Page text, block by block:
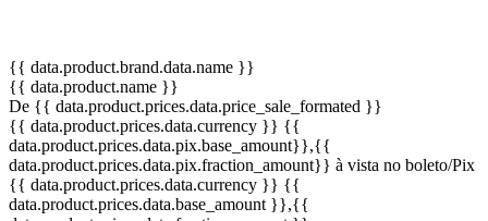
{{ data.product.brand.data.name }}
{{ data.product.name }}
De {{ data.product.prices.data.price_sale_formated }}
{{ data.product.prices.data.currency }} {{
data.product.prices.data.pix.base_amount}},{{
data.product.prices.data.pix.fraction_amount}} à vista no boleto/Pix
{{ data.product.prices.data.currency }} {{
data.product.prices.data.base_amount }},{{